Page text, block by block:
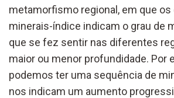
metamorfismo regional, em que
minerais-índice indicam o grau de
que se fez sentir nas diferentes
maior ou menor profundidade. Por
podemos ter uma sequência de
nos indicam um aumento